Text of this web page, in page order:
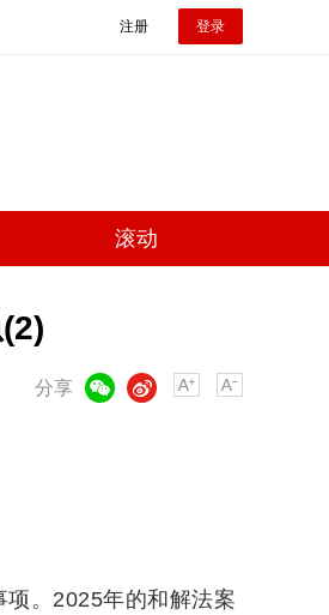
注册 登录
滚动
分享
微博
。2025年的和解法案